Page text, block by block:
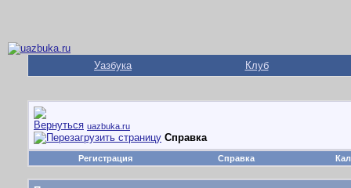
Уазбука Клуб
uazbuka.ru
Справка
Регистрация Справка